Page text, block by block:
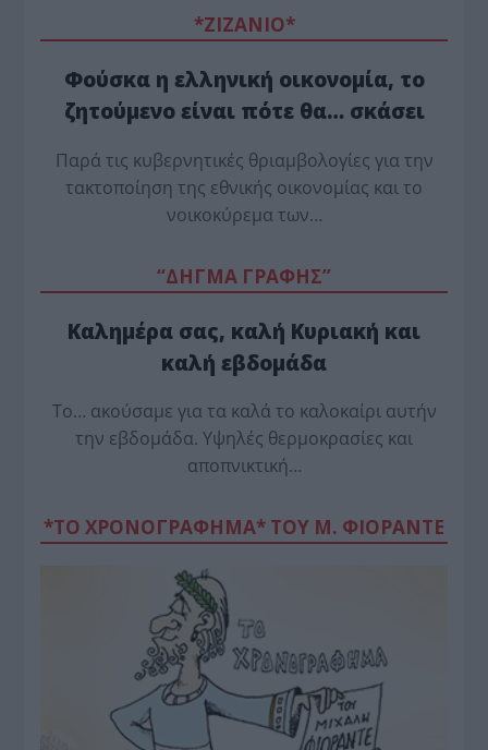
*ZΙΖΑΝΙΟ*
Φούσκα η ελληνική οικονομία, το
ζητούμενο είναι πότε θα… σκάσει
Παρά τις κυβερνητικές θριαμβολογίες για την
τακτοποίηση της εθνικής οικονομίας και το
νοικοκύρεμα των…
“ΔΗΓΜΑ ΓΡΑΦΗΣ”
Καλημέρα σας, καλή Κυριακή και
καλή εβδομάδα
Το… ακούσαμε για τα καλά το καλοκαίρι αυτήν
την εβδομάδα. Υψηλές θερμοκρασίες και
αποπνικτική…
*ΤΟ ΧΡΟΝΟΓΡΑΦΗΜΑ* ΤΟΥ Μ. ΦΙΟΡΆΝΤΕ